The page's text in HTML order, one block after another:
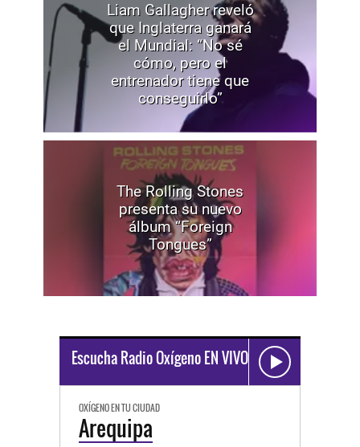
Liam Gallagher reveló
que Inglaterra ganará
el Mundial: “No sé
cómo, pero el
entrenador tiene que
conseguirlo”
The Rolling Stones
presenta su nuevo
álbum “Foreign
Tongues”
Escucha Radio Oxígeno EN VIVO
OXÍGENO EN TU CIUDAD
Arequipa